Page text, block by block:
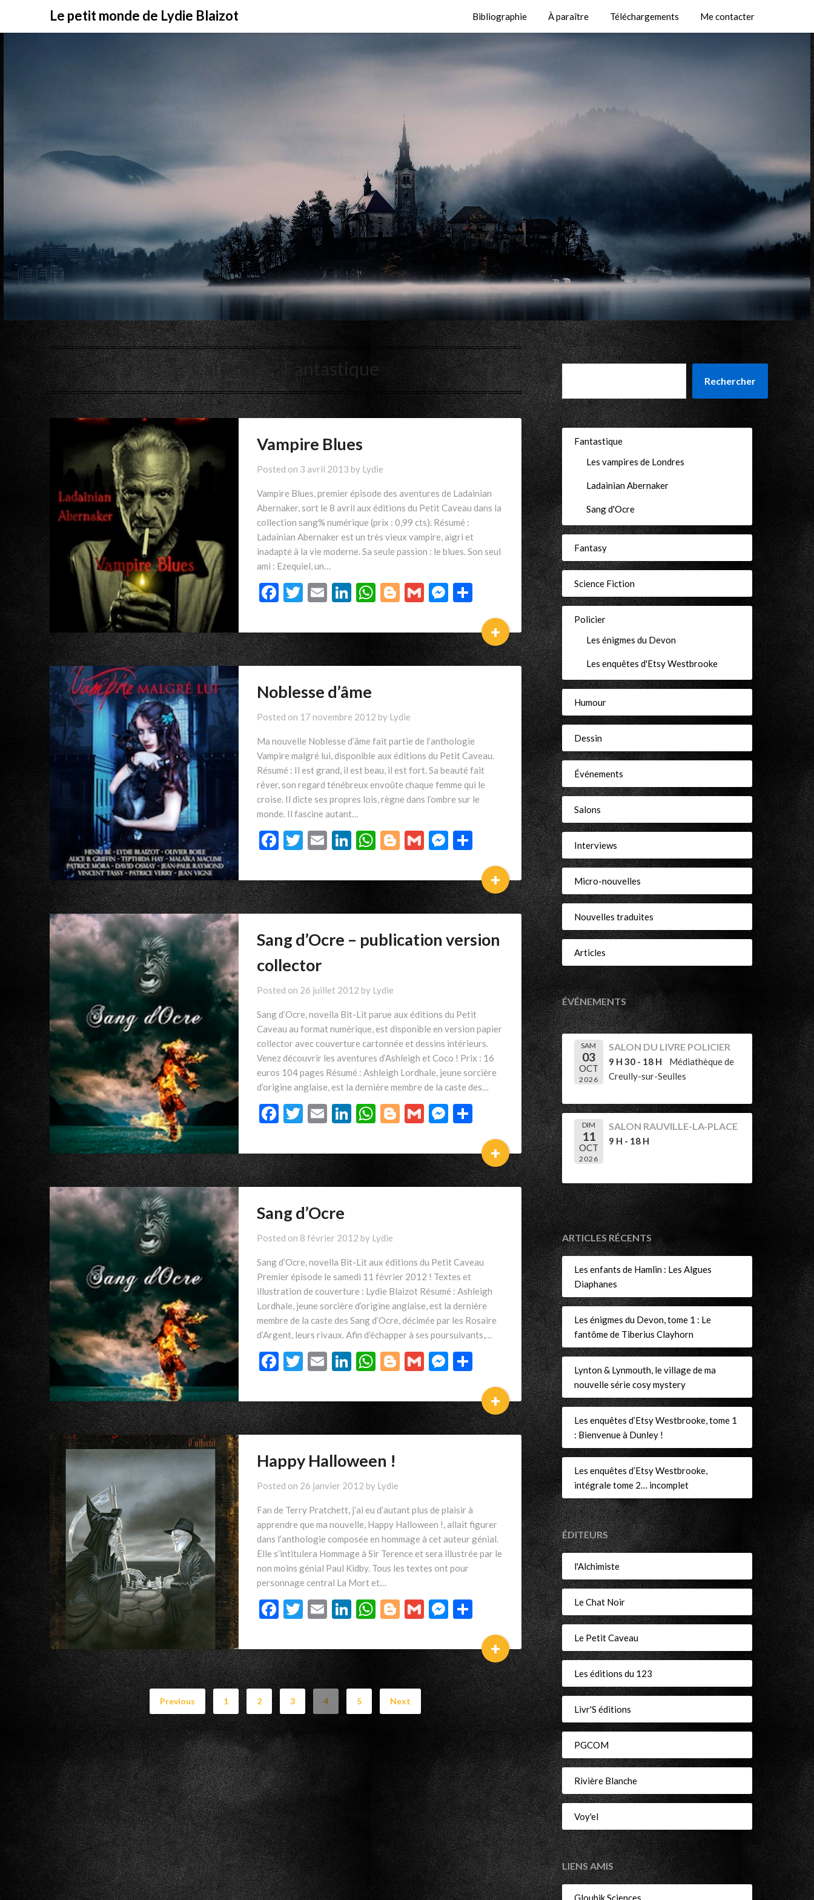
Le petit monde de Lydie Blaizot Bibliographie À paraître Téléchargements Me contacter
Catégorie :Fantastique
Vampire Blues
Posted on 3 avril 2013 by Lydie
Vampire Blues, premier épisode des aventures de Ladainian
Abernaker, sort le 8 avril aux éditions du Petit Caveau dans la
collection sang% numérique (prix : 0,99 cts). Résumé :
Ladainian Abernaker est un très vieux vampire, aigri et
inadapté à la vie moderne. Sa seule passion : le blues. Son seul
ami : Ezequiel, un…
Facebook
Twitter
EmailLinkedIn
WhatsApp
Blogger
GmailMessenger
Partager
+
Noblesse d’âme
Posted on 17 novembre 2012 by Lydie
Ma nouvelle Noblesse d’âme fait partie de l’anthologie
Vampire malgré lui, disponible aux éditions du Petit Caveau.
Résumé : Il est grand, il est beau, il est fort. Sa beauté fait
rêver, son regard ténébreux envoûte chaque femme qui le
croise. Il dicte ses propres lois, règne dans l’ombre sur le
monde. Il fascine autant…
Facebook
Twitter
EmailLinkedIn
WhatsApp
Blogger
GmailMessenger
Partager
+
Sang d’Ocre – publication version
collector
Posted on 26 juillet 2012 by Lydie
Sang d’Ocre, novella Bit-Lit parue aux éditions du Petit
Caveau au format numérique, est disponible en version papier
collector avec couverture cartonnée et dessins intérieurs.
Venez découvrir les aventures d’Ashleigh et Coco ! Prix : 16
euros 104 pages Résumé : Ashleigh Lordhale, jeune sorcière
d’origine anglaise, est la dernière membre de la caste des…
Facebook
Twitter
EmailLinkedIn
WhatsApp
Blogger
GmailMessenger
Partager
+
Sang d’Ocre
Posted on 8 février 2012 by Lydie
Sang d’Ocre, novella Bit-Lit aux éditions du Petit Caveau
Premier épisode le samedi 11 février 2012 ! Textes et
illustration de couverture : Lydie Blaizot Résumé : Ashleigh
Lordhale, jeune sorcière d’origine anglaise, est la dernière
membre de la caste des Sang d’Ocre, décimée par les Rosaire
d’Argent, leurs rivaux. Afin d’échapper à ses poursuivants,…
Facebook
Twitter
EmailLinkedIn
WhatsApp
Blogger
GmailMessenger
Partager
+
Happy Halloween !
Posted on 26 janvier 2012 by Lydie
Fan de Terry Pratchett, j’ai eu d’autant plus de plaisir à
apprendre que ma nouvelle, Happy Halloween !, allait figurer
dans l’anthologie composée en hommage à cet auteur génial.
Elle s’intitulera Hommage à Sir Terence et sera illustrée par le
non moins génial Paul Kidby. Tous les textes ont pour
personnage central La Mort et…
Facebook
Twitter
EmailLinkedIn
WhatsApp
Blogger
GmailMessenger
Partager
+
Previous 1 2 3 4 5 Next
RECHERCHER
Rechercher
Fantastique
Les vampires de Londres
Ladainian Abernaker
Sang d'Ocre
Fantasy
Science Fiction
Policier
Les énigmes du Devon
Les enquêtes d'Etsy Westbrooke
Humour
Dessin
Événements
Salons
Interviews
Micro-nouvelles
Nouvelles traduites
Articles
ÉVÉNEMENTS
SAM
03
OCT
2026
SALON DU LIVRE POLICIER
9 H 30 - 18 H
Médiathèque de
Creully-sur-Seulles
DIM
11
OCT
2026
SALON RAUVILLE-LA-PLACE
9 H - 18 H
ARTICLES RÉCENTS
Les enfants de Hamlin : Les Algues
Diaphanes
Les énigmes du Devon, tome 1 : Le
fantôme de Tiberius Clayhorn
Lynton & Lynmouth, le village de ma
nouvelle série cosy mystery
Les enquêtes d’Etsy Westbrooke, tome 1
: Bienvenue à Dunley !
Les enquêtes d’Etsy Westbrooke,
intégrale tome 2… incomplet
ÉDITEURS
l'Alchimiste
Le Chat Noir
Le Petit Caveau
Les éditions du 123
Livr'S éditions
PGCOM
Rivière Blanche
Voy'el
LIENS AMIS